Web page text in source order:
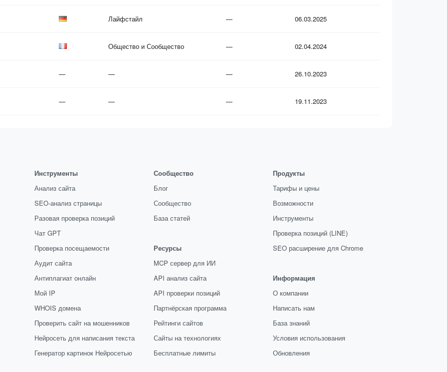
Лайфстайл — 06.03.2025
Общество и Сообщество — 02.04.2024
— — — 26.10.2023
— — — 19.11.2023
Инструменты
Анализ сайта
SEO-анализ страницы
Разовая проверка позиций
Чат GPT
Проверка посещаемости
Аудит сайта
Антиплагиат онлайн
Мой IP
WHOIS домена
Проверить сайт на мошенников
Нейросеть для написания текста
Генератор картинок Нейросетью
Сообщество
Блог
Сообщество
База статей
Ресурсы
MCP сервер для ИИ
API анализ сайта
API проверки позиций
Партнёрская программа
Рейтинги сайтов
Сайты на технологиях
Бесплатные лимиты
Продукты
Тарифы и цены
Возможности
Инструменты
Проверка позиций (LINE)
SEO расширение для Chrome
Информация
О компании
Написать нам
База знаний
Условия использования
Обновления